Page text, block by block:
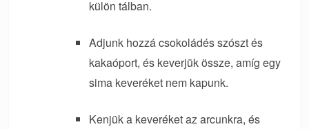
külön tálban.
Adjunk hozzá csokoládés szószt és
kakaóport, és keverjük össze, amíg egy
sima keveréket nem kapunk.
Kenjük a keveréket az arcunkra, és